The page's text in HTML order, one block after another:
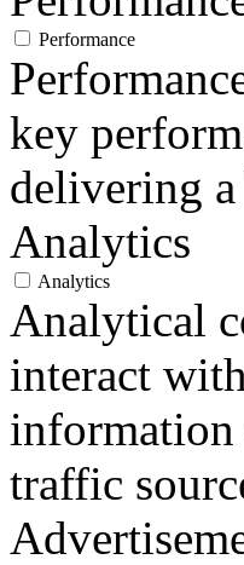
Performance
key
delivering
Analytics
Analytics
Analytical
interact
information
traffic